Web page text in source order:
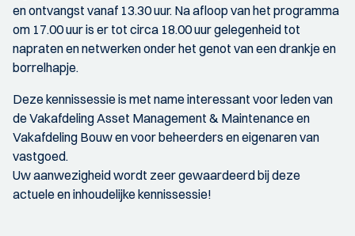
en ontvangst vanaf 13.30 uur. Na afloop van het programma
om 17.00 uur is er tot circa 18.00 uur gelegenheid tot
napraten en netwerken onder het genot van een drankje en
borrelhapje.
Deze kennissessie is met name interessant voor leden van
de Vakafdeling Asset Management & Maintenance en
Vakafdeling Bouw en voor beheerders en eigenaren van
vastgoed.
Uw aanwezigheid wordt zeer gewaardeerd bij deze
actuele en inhoudelijke kennissessie!